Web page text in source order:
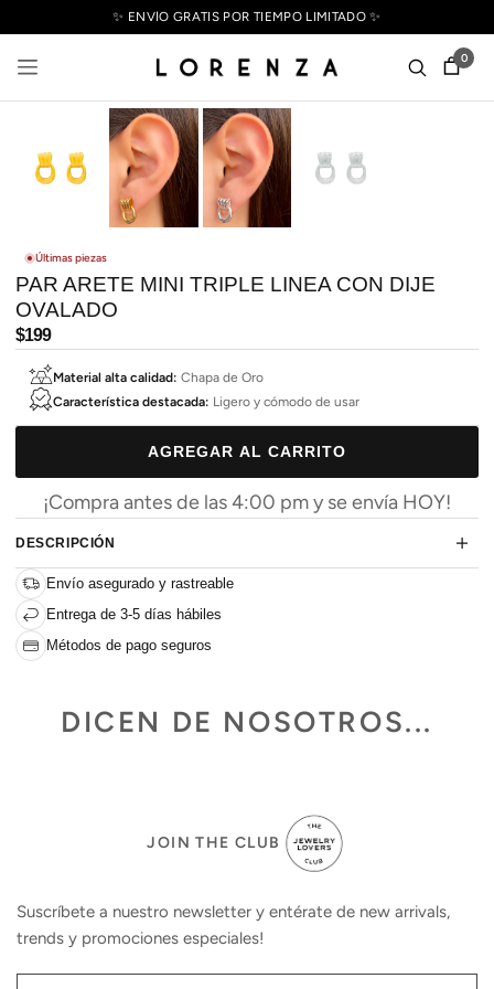
✨ ENVÍO GRATIS POR TIEMPO LIMITADO ✨
0
Últimas piezas
PAR ARETE MINI TRIPLE LINEA CON DIJE
OVALADO
Precio
habitual
$199
Material alta calidad: Chapa de Oro
Característica destacada: Ligero y cómodo de usar
AGREGAR AL CARRITO
¡Compra antes de las 4:00 pm y se envía HOY!
DESCRIPCIÓN
Envío asegurado y rastreable
Entrega de 3-5 días hábiles
Métodos de pago seguros
DICEN DE NOSOTROS...
JOIN THE CLUB
Suscríbete a nuestro newsletter y entérate de new arrivals,
trends y promociones especiales!